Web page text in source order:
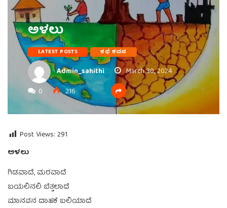
ಅಳಲು
LATEST POSTS ಕಥೆ ಕವನ
Admin_sahithi
March 30, 2024
0
216
Post Views: 291
ಅಳಲು
ಗಿಡವಾದೆ, ಮರವಾದೆ
ಬಯಲಿನಲಿ ಬೆತ್ತಲಾದೆ
ಮಾನವನ ದಾಹಕೆ ಬಲಿಯಾದೆ